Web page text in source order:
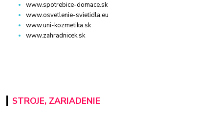
www.spotrebice-domace.sk
www.osvetlenie-svietidla.eu
www.uni-kozmetika.sk
www.zahradnicek.sk
STROJE, ZARIADENIE